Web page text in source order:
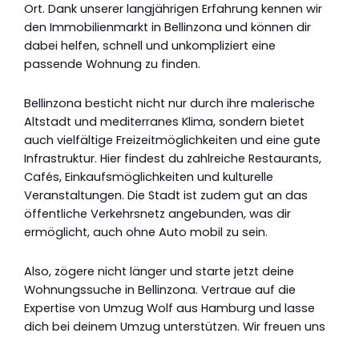
Ort. Dank unserer langjährigen Erfahrung kennen wir
den Immobilienmarkt in Bellinzona und können dir
dabei helfen, schnell und unkompliziert eine
passende Wohnung zu finden.
Bellinzona besticht nicht nur durch ihre malerische
Altstadt und mediterranes Klima, sondern bietet
auch vielfältige Freizeitmöglichkeiten und eine gute
Infrastruktur. Hier findest du zahlreiche Restaurants,
Cafés, Einkaufsmöglichkeiten und kulturelle
Veranstaltungen. Die Stadt ist zudem gut an das
öffentliche Verkehrsnetz angebunden, was dir
ermöglicht, auch ohne Auto mobil zu sein.
Also, zögere nicht länger und starte jetzt deine
Wohnungssuche in Bellinzona. Vertraue auf die
Expertise von Umzug Wolf aus Hamburg und lasse
dich bei deinem Umzug unterstützen. Wir freuen uns